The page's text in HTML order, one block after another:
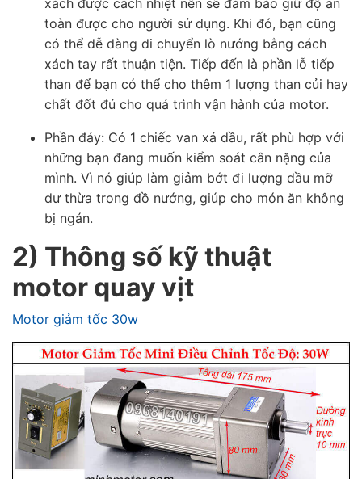
xách được cách nhiệt nên sẽ đảm bảo giữ độ an
toàn được cho người sử dụng. Khi đó, bạn cũng
có thể dễ dàng di chuyển lò nướng bằng cách
xách tay rất thuận tiện. Tiếp đến là phần lỗ tiếp
than để bạn có thể cho thêm 1 lượng than củi hay
chất đốt đủ cho quá trình vận hành của motor.
Phần đáy: Có 1 chiếc van xả dầu, rất phù hợp với
những bạn đang muốn kiểm soát cân nặng của
mình. Vì nó giúp làm giảm bớt đi lượng dầu mỡ
dư thừa trong đồ nướng, giúp cho món ăn không
bị ngán.
2) Thông số kỹ thuật
motor quay vịt
Motor giảm tốc 30w